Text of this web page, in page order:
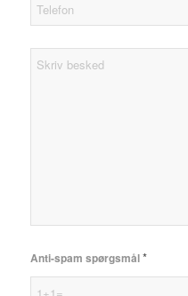
Anti-spam spørgsmål*